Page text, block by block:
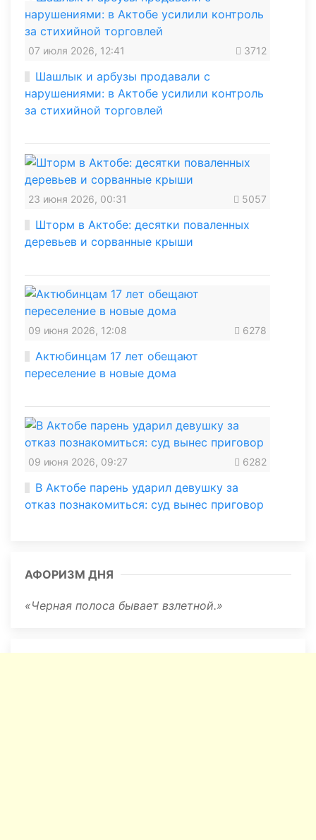
07 июля 2026, 12:41 3712
Шашлык и арбузы продавали с
нарушениями: в Актобе усилили контроль
за стихийной торговлей
23 июня 2026, 00:31 5057
Шторм в Актобе: десятки поваленных
деревьев и сорванные крыши
09 июня 2026, 12:08 6278
Актюбинцам 17 лет обещают
переселение в новые дома
09 июня 2026, 09:27 6282
В Актобе парень ударил девушку за
отказ познакомиться: суд вынес приговор
АФОРИЗМ ДНЯ
Черная полоса бывает взлетной.